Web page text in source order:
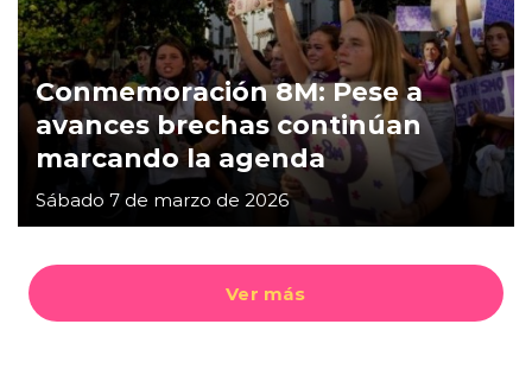
Ver más
Conmemoración 8M: Pese a
avances brechas continúan
marcando la agenda
Sábado 7 de marzo de 2026